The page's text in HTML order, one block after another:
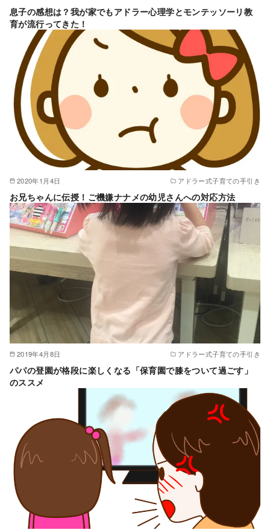
息子の感想は？我が家でもアドラー心理学とモンテッソーリ教
育が流行ってきた！
2020年1月4日 アドラー式子育ての手引き
お兄ちゃんに伝授！ご機嫌ナナメの幼児さんへの対応方法
2019年4月8日 アドラー式子育ての手引き
パパの登園が格段に楽しくなる「保育園で膝をついて過ごす」
のススメ